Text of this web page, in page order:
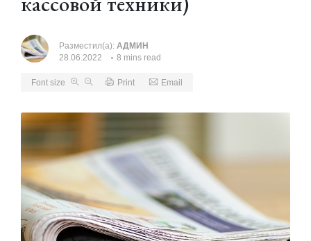
Разместил(а): АДМИН
28.06.2022
8 mins read
Font size Print Email